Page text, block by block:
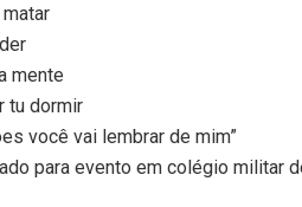
mente
tu dormir
você vai lembrar de mim”
para evento em colégio militar